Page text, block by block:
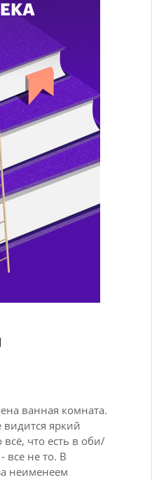
ванная комната.
яркий
что есть в оби/
все не то. В
неименеем